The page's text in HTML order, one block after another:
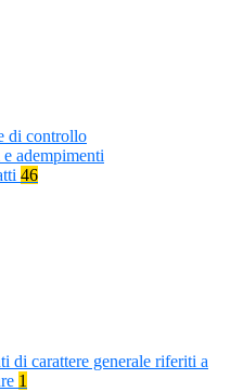
di controllo
adempimenti
46
di carattere generale riferiti a
1